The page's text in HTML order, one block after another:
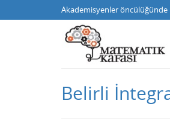
Akademisyenler
Belirli